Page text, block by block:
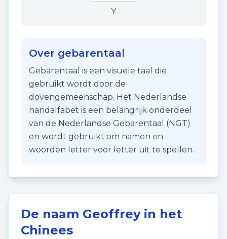
Y
Over gebarentaal
Gebarentaal is een visuele taal die
gebruikt wordt door de
dovengemeenschap. Het Nederlandse
handalfabet is een belangrijk onderdeel
van de Nederlandse Gebarentaal (NGT)
en wordt gebruikt om namen en
woorden letter voor letter uit te spellen.
De naam Geoffreyin het
Chinees